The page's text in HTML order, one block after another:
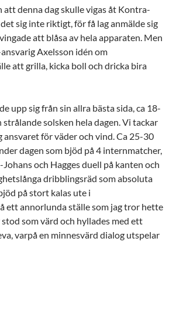
att denna dag skulle vigas åt Kontra-
sig inte riktigt, för få lag anmälde sig
att blåsa av hela apparaten. Men
Axelsson idén om
att grilla, kicka boll och dricka bira
upp sig från sin allra bästa sida, ca 18-
solsken hela dagen. Vi tackar
ansvaret för väder och vind. Ca 25-30
dagen som bjöd på 4 internmatcher,
och Hagges duell på kanten och
dribblingsräd som absoluta
på stort kalas ute i
ett annorlunda ställe som jag tror hette
stod som värd och hyllades med ett
varpå en minnesvärd dialog utspelar